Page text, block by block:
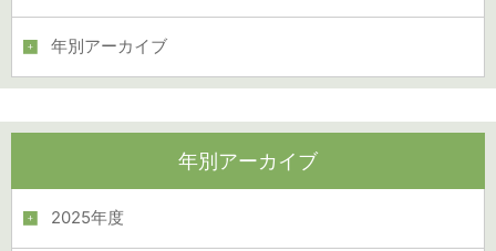
年別アーカイブ
年別アーカイブ
2025年度